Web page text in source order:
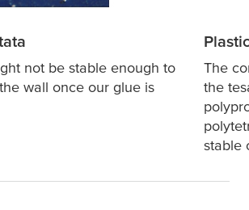
not be stable enough to
wall once our glue is
The
the
stable